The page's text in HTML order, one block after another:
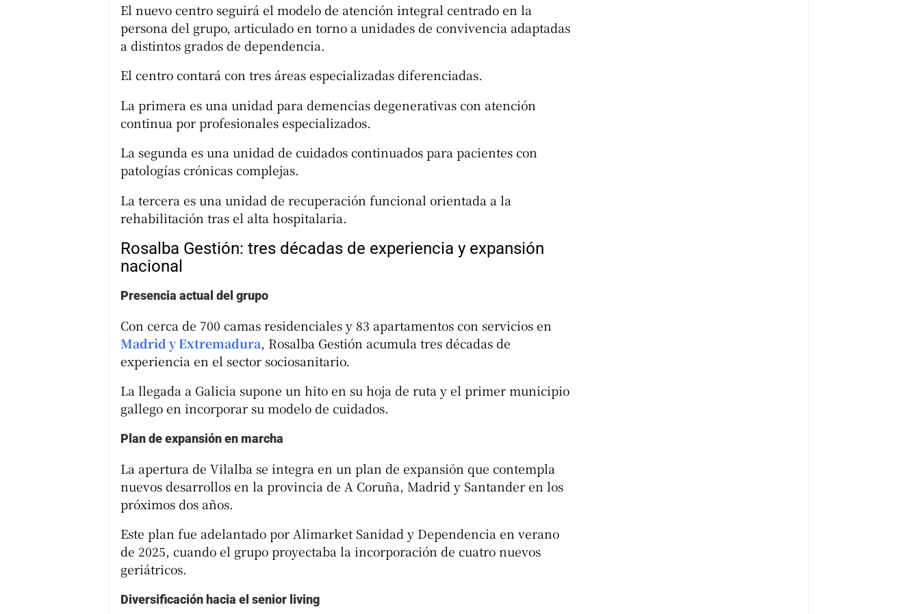
El nuevo centro seguirá el modelo de atención integral centrado en la
persona del grupo, articulado en torno a unidades de convivencia adaptadas
a distintos grados de dependencia.
El centro contará con tres áreas especializadas diferenciadas.
La primera es una unidad para demencias degenerativas con atención
continua por profesionales especializados.
La segunda es una unidad de cuidados continuados para pacientes con
patologías crónicas complejas.
La tercera es una unidad de recuperación funcional orientada a la
rehabilitación tras el alta hospitalaria.
Rosalba Gestión: tres décadas de experiencia y expansión
nacional
Presencia actual del grupo
Con cerca de 700 camas residenciales y 83 apartamentos con servicios en
Madrid y Extremadura, Rosalba Gestión acumula tres décadas de
experiencia en el sector sociosanitario.
La llegada a Galicia supone un hito en su hoja de ruta y el primer municipio
gallego en incorporar su modelo de cuidados.
Plan de expansión en marcha
La apertura de Vilalba se integra en un plan de expansión que contempla
nuevos desarrollos en la provincia de A Coruña, Madrid y Santander en los
próximos dos años.
Este plan fue adelantado por Alimarket Sanidad y Dependencia en verano
de 2025, cuando el grupo proyectaba la incorporación de cuatro nuevos
geriátricos.
Diversificación hacia el senior living